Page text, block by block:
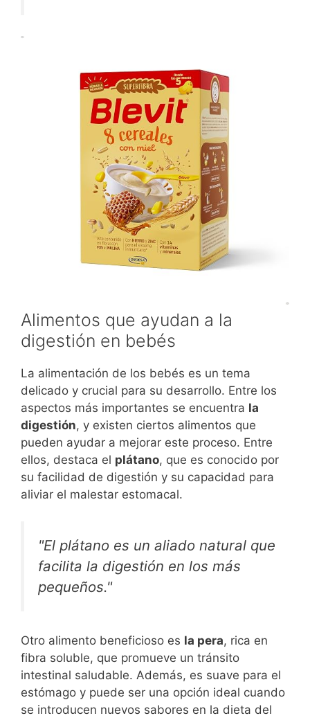
Alimentos que ayudan a la
digestión en bebés
La alimentación de los bebés es un tema
delicado y crucial para su desarrollo. Entre los
aspectos más importantes se encuentra la
digestión, y existen ciertos alimentos que
pueden ayudar a mejorar este proceso. Entre
ellos, destaca el plátano, que es conocido por
su facilidad de digestión y su capacidad para
aliviar el malestar estomacal.
"El plátano es un aliado natural que
facilita la digestión en los más
pequeños."
Otro alimento beneficioso es la pera, rica en
fibra soluble, que promueve un tránsito
intestinal saludable. Además, es suave para el
estómago y puede ser una opción ideal cuando
se introducen nuevos sabores en la dieta del